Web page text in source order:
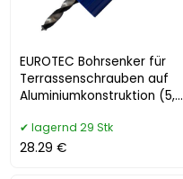
EUROTEC Bohrsenker für
Terrassenschrauben auf
Aluminiumkonstruktion (5,6
lagernd 29 Stk
28.29 €